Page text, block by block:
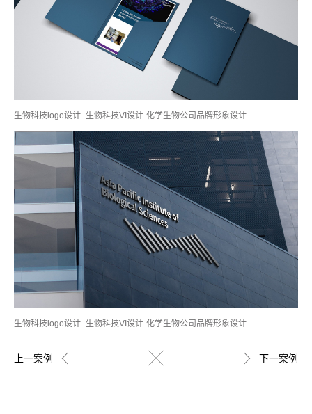
生物科技logo设计_生物科技VI设计-化学生物公司品牌形象设计
生物科技logo设计_生物科技VI设计-化学生物公司品牌形象设计
上一案例 下一案例